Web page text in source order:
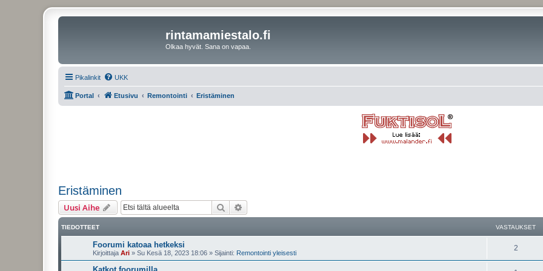
rintamamiestalo.fi
Olkaa hyvät. Sana on vapaa.
Pikalinkit UKK
Portal Etusivu Remontointi Eristäminen
Eristäminen
Uusi Aihe Etsi
TIEDOTTEET VASTAUKSET
Foorumi katoaa hetkeksi
Kirjoittaja Ari » Su Kesä 18, 2023 18:06 » Sijainti: Remontointi yleisesti
2
Katkot foorumilla